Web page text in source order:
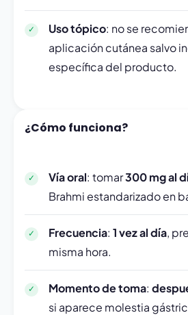
Uso tópico: no se
aplicación cutánea salvo
específica del producto.
¿Cómo funciona?
Vía oral: tomar300 mg al
Brahmi estandarizado en
Frecuencia: 1 vez al día,
misma hora.
Momento de toma:
si aparece molestia